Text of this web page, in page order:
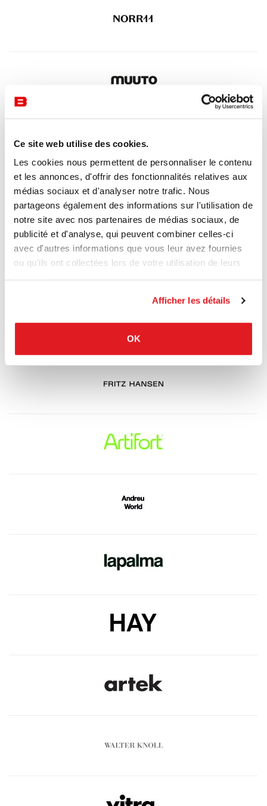
Ce site web utilise des cookies.
Les cookies nous permettent de personnaliser le contenu
et les annonces, d'offrir des fonctionnalités relatives aux
médias sociaux et d'analyser notre trafic. Nous
partageons également des informations sur l'utilisation de
notre site avec nos partenaires de médias sociaux, de
publicité et d'analyse, qui peuvent combiner celles-ci
avec d'autres informations que vous leur avez fournies
ou qu'ils ont collectées lors de votre utilisation de leurs
Afficher les détails
OK